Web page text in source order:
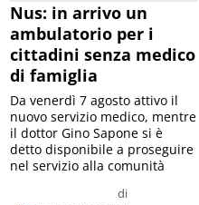
Nus: in arrivo un
ambulatorio per i
cittadini senza medico
di famiglia
di
Da venerdì 7 agosto attivo il
nuovo servizio medico, mentre
il dottor Gino Sapone si è
detto disponibile a proseguire
nel servizio alla comunità